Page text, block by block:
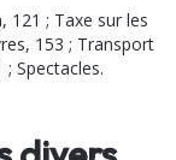
121 ; Taxe sur les
153 ; Transport
Spectacles.